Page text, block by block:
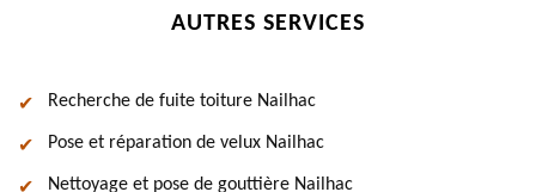
AUTRES SERVICES
Recherche de fuite toiture Nailhac
Pose et réparation de velux Nailhac
Nettoyage et pose de gouttière Nailhac